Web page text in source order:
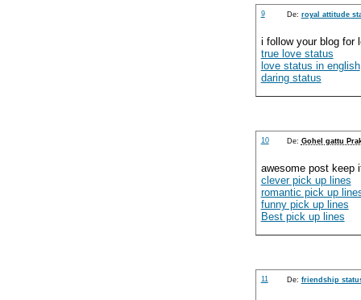
9 De: royal attitude
i follow your blog for
true love status
love status in english
daring status
10 De: Gohel gattu
awesome post keep
clever pick up lines
romantic pick up
funny pick up lines
Best pick up lines
11 De: friendship